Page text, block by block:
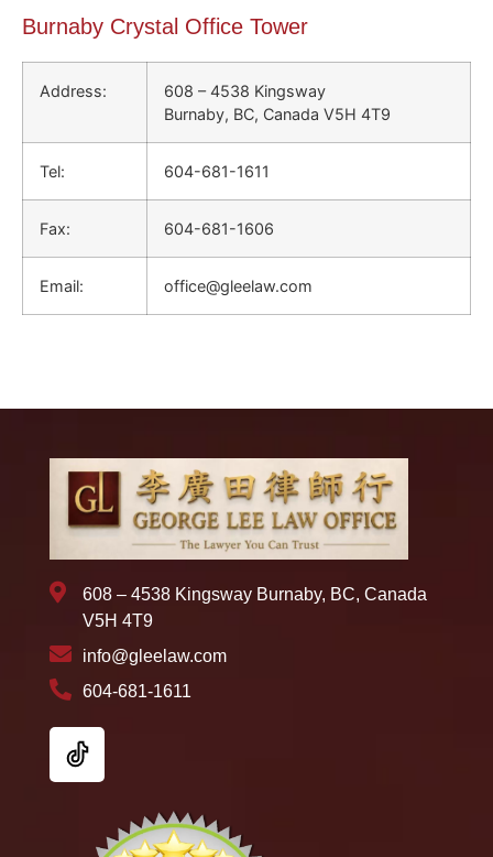
Burnaby Crystal Office Tower
Address:
608 – 4538 Kingsway
Burnaby, BC, Canada V5H 4T9
Tel: 604-681-1611
Fax: 604-681-1606
Email: office@gleelaw.com
608 – 4538 Kingsway Burnaby, BC, Canada
V5H 4T9
info@gleelaw.com
604-681-1611